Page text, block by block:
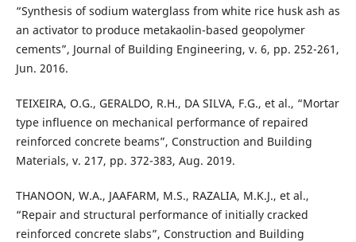
“Synthesis of sodium waterglass from white rice husk ash as
an activator to produce metakaolin-based geopolymer
cements”, Journal of Building Engineering, v. 6, pp. 252-261,
Jun. 2016.
TEIXEIRA, O.G., GERALDO, R.H., DA SILVA, F.G., et al., “Mortar
type influence on mechanical performance of repaired
reinforced concrete beams”, Construction and Building
Materials, v. 217, pp. 372-383, Aug. 2019.
THANOON, W.A., JAAFARM, M.S., RAZALIA, M.K.J., et al.,
“Repair and structural performance of initially cracked
reinforced concrete slabs”, Construction and Building